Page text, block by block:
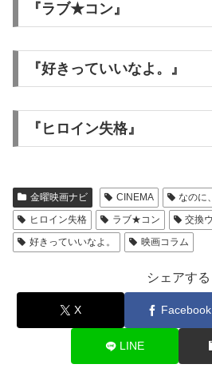
『ラブ★コン』
『好きっていいなよ。』
『ヒロイン失格』
金曜映画ナビ CINEMA
なのに
ヒロイン失格
ラブ★コン
交換
好きっていいなよ。
映画コラム
シェアする
X Facebook
LINE